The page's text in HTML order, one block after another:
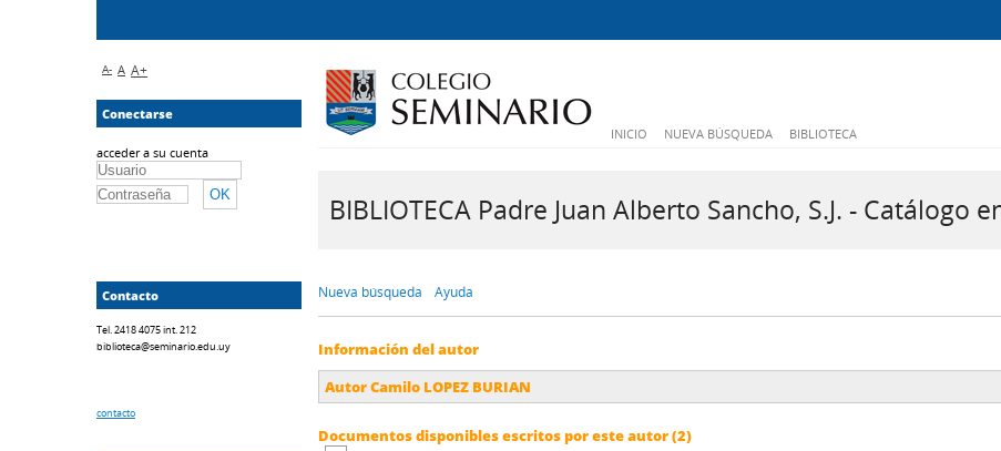
INICIO NUEVA BÚSQUEDA BIBLIOTECA
BIBLIOTECA Padre Juan Alberto Sancho, S.J. - Catálogo
Nueva búsqueda Ayuda
Información del autor
Autor Camilo LOPEZ BURIAN
Documentos disponibles escritos por este autor (2)
A- A A+
Conectarse
acceder a su cuenta
Contacto
Tel. 2418 4075 int. 212
biblioteca@seminario.edu.uy
contacto